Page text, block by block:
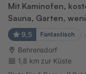
Mit Kaminofen,
Sauna, Garten,
9,5 Fantastisch
Behrensdorf
1,8 km zur Küste